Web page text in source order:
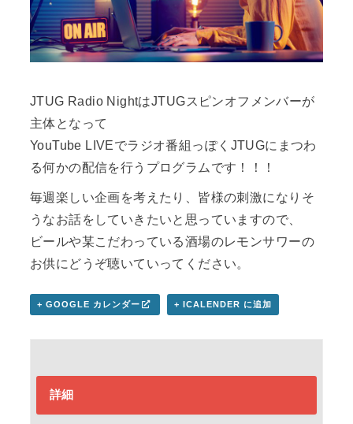
JTUG Radio NightはJTUGスピンオフメンバーが
主体となって
YouTube LIVEでラジオ番組っぽくJTUGにまつわ
る何かの配信を行うプログラムです！！！
毎週楽しい企画を考えたり、皆様の刺激になりそ
うなお話をしていきたいと思っていますので、
ビールや某こだわっている酒場のレモンサワーの
お供にどうぞ聴いていってください。
+ GOOGLE カレンダー + ICALENDER に追加
詳細